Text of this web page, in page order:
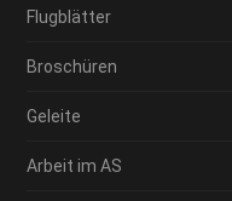
Flugblätter
Broschüren
Geleite
Arbeit im AS